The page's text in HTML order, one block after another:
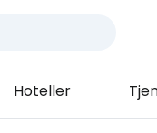
Hoteller